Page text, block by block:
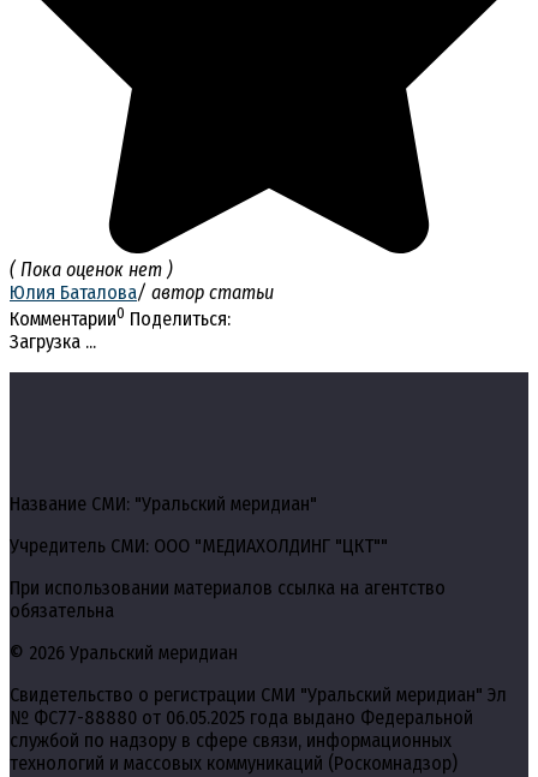
( Пока оценок нет )
Юлия Баталова/ автор статьи
Комментарии0 Поделиться:
Загрузка ...
Название СМИ: "Уральский меридиан"
Учредитель СМИ: ООО "МЕДИАХОЛДИНГ "ЦКТ""
При использовании материалов ссылка на агентство
обязательна
© 2026 Уральский меридиан
Свидетельство о регистрации СМИ "Уральский меридиан" Эл
№ ФС77-88880 от 06.05.2025 года выдано Федеральной
службой по надзору в сфере связи, информационных
технологий и массовых коммуникаций (Роскомнадзор)